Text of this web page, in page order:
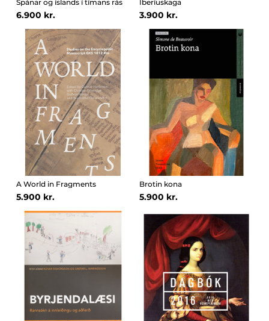
Spánar og íslands í tímans rás
6.900 kr.
Íberíuskaga
3.900 kr.
A World in Fragments
5.900 kr.
Brotin kona
5.900 kr.